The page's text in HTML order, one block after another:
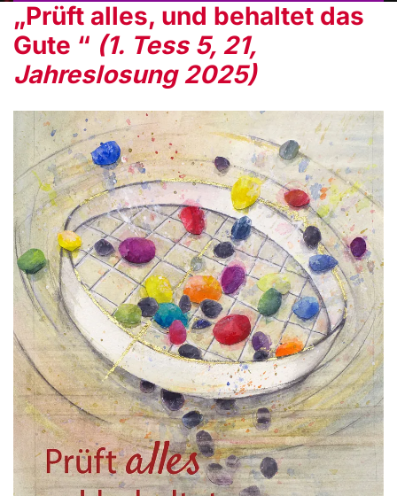
„Prüft alles, und behaltet das
Gute “ (1. Tess 5, 21,
Jahreslosung 2025)